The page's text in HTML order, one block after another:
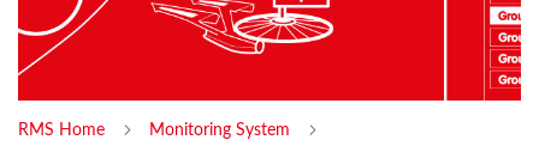
RMS Home Monitoring System